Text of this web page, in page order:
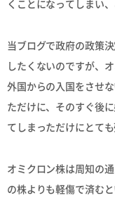
くことになってしまい
当ブログで政府の政策
したくないのですが、
外国からの入国をさせ
ただけに、そのすぐ後
てしまっただけにとても
オミクロン株は周知の
の株よりも軽傷で済むと